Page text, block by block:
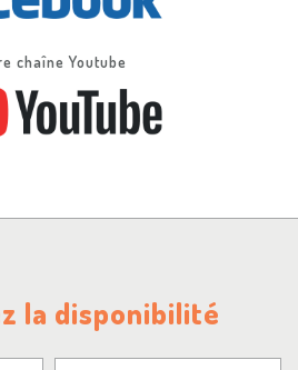
chaîne Youtube
la disponibilité